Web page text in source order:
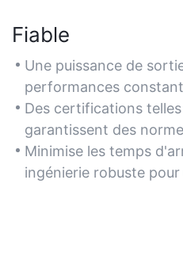
Fiable
Une puissance de
performances
matériel contre les
Des certifications telles
garantissent des
sécurité.
Minimise les temps
ingénierie robuste